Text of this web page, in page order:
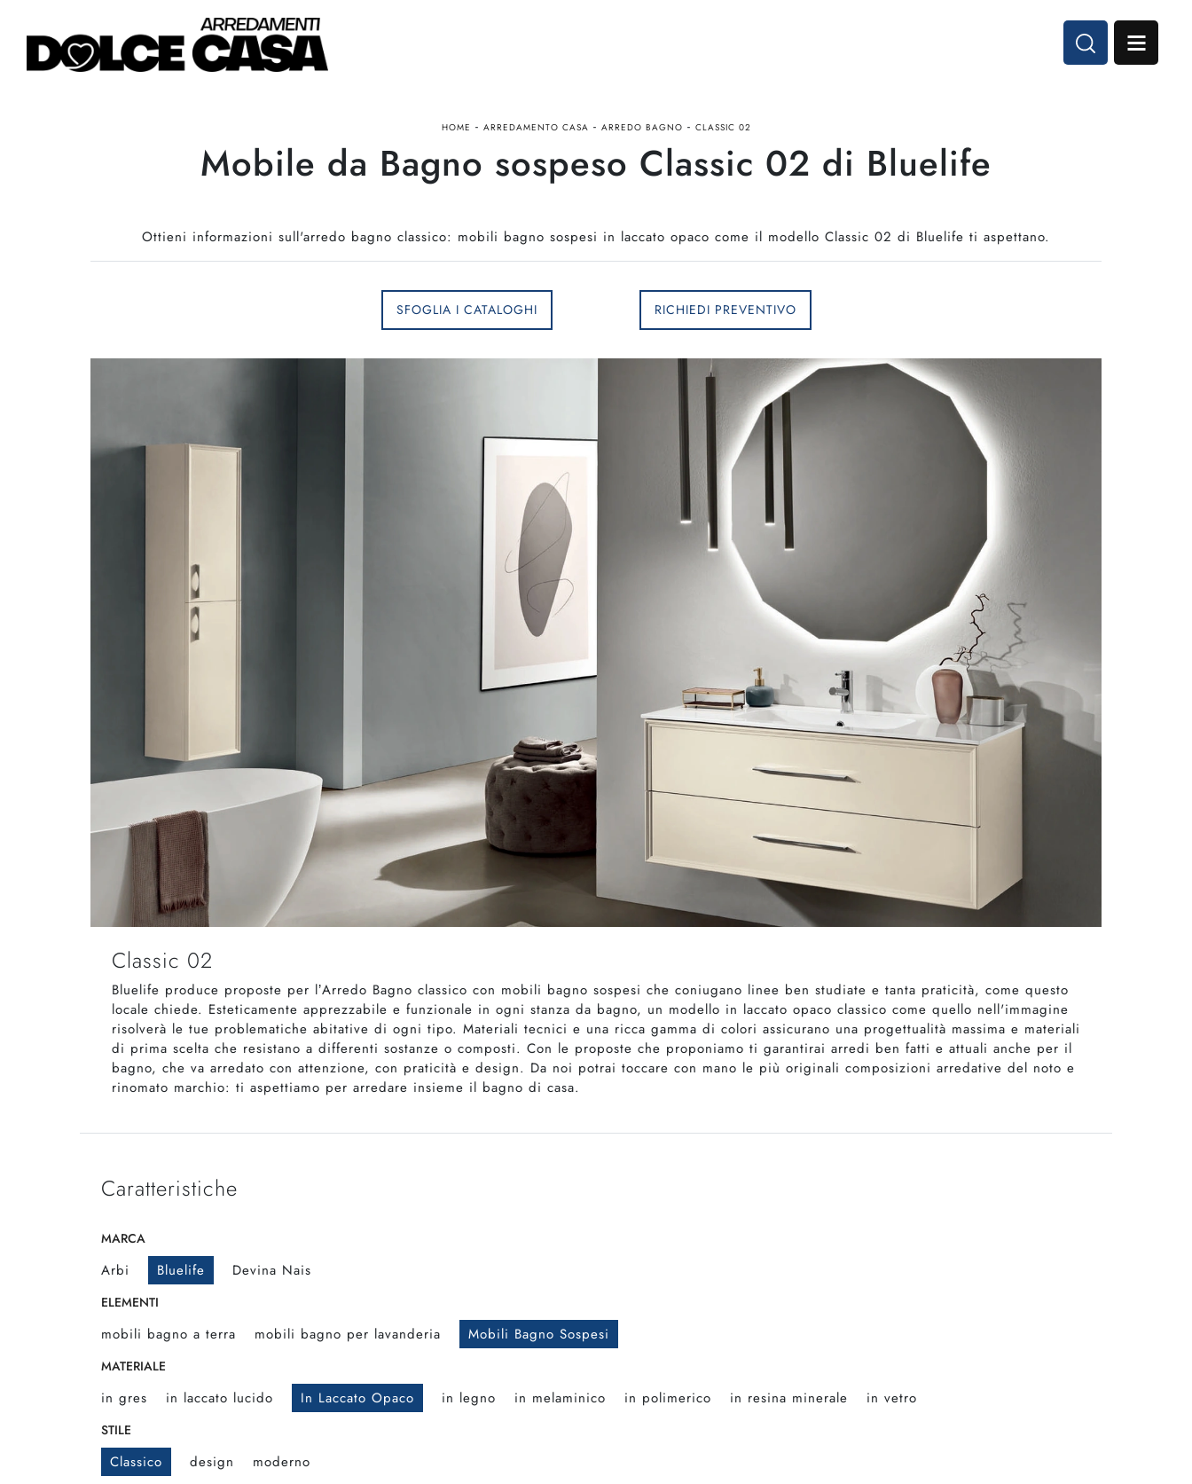
HOME - ARREDAMENTO CASA - ARREDO BAGNO - CLASSIC 02
Mobile da Bagno sospeso Classic 02 di Bluelife
Ottieni informazioni sull'arredo bagno classico: mobili bagno sospesi in laccato opaco come il modello Classic 02 di Bluelife ti aspettano.
SFOGLIA I CATALOGHI RICHIEDI PREVENTIVO
Classic 02
Bluelife produce proposte per l’Arredo Bagno classico con mobili bagno sospesi che coniugano linee ben studiate e tanta praticità, come questo
locale chiede. Esteticamente apprezzabile e funzionale in ogni stanza da bagno, un modello in laccato opaco classico come quello nell'immagine
risolverà le tue problematiche abitative di ogni tipo. Materiali tecnici e una ricca gamma di colori assicurano una progettualità massima e materiali
di prima scelta che resistano a differenti sostanze o composti. Con le proposte che proponiamo ti garantirai arredi ben fatti e attuali anche per il
bagno, che va arredato con attenzione, con praticità e design. Da noi potrai toccare con mano le più originali composizioni arredative del noto e
rinomato marchio: ti aspettiamo per arredare insieme il bagno di casa.
Caratteristiche
MARCA
Arbi Bluelife Devina Nais
ELEMENTI
mobili bagno a terra mobili bagno per lavanderia Mobili Bagno Sospesi
MATERIALE
in gres in laccato lucido In Laccato Opaco in legno in melaminico in polimerico in resina minerale in vetro
STILE
Classico design moderno